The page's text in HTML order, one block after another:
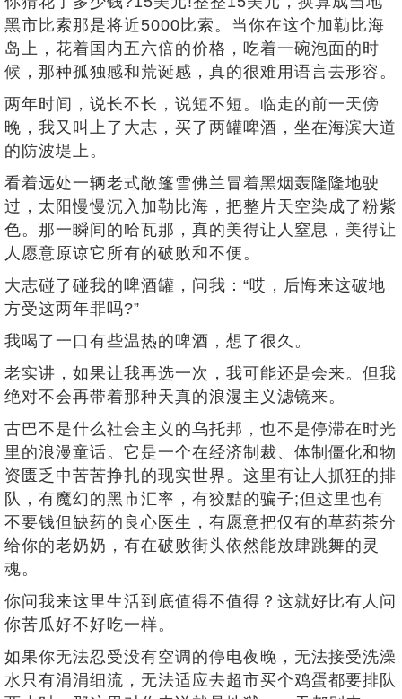
黑市比索那是将近5000比索。当你在这个加勒比海
岛上，花着国内五六倍的价格，吃着一碗泡面的时
候，那种孤独感和荒诞感，真的很难用语言去形容。
两年时间，说长不长，说短不短。临走的前一天傍
晚，我又叫上了大志，买了两罐啤酒，坐在海滨大道
的防波堤上。
看着远处一辆老式敞篷雪佛兰冒着黑烟轰隆隆地驶
过，太阳慢慢沉入加勒比海，把整片天空染成了粉紫
色。那一瞬间的哈瓦那，真的美得让人窒息，美得让
人愿意原谅它所有的破败和不便。
大志碰了碰我的啤酒罐，问我：“哎，后悔来这破地
方受这两年罪吗?”
我喝了一口有些温热的啤酒，想了很久。
老实讲，如果让我再选一次，我可能还是会来。但我
绝对不会再带着那种天真的浪漫主义滤镜来。
古巴不是什么社会主义的乌托邦，也不是停滞在时光
里的浪漫童话。它是一个在经济制裁、体制僵化和物
资匮乏中苦苦挣扎的现实世界。这里有让人抓狂的排
队，有魔幻的黑市汇率，有狡黠的骗子;但这里也有
不要钱但缺药的良心医生，有愿意把仅有的草药茶分
给你的老奶奶，有在破败街头依然能放肆跳舞的灵
魂。
你问我来这里生活到底值得不值得？这就好比有人问
你苦瓜好不好吃一样。
如果你无法忍受没有空调的停电夜晚，无法接受洗澡
水只有涓涓细流，无法适应去超市买个鸡蛋都要排队